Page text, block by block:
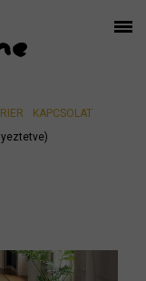
KAPCSOLAT